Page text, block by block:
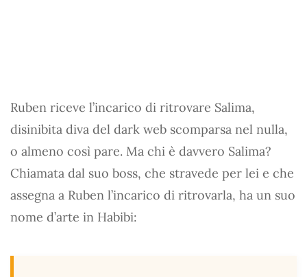
Ruben riceve l’incarico di ritrovare Salima,
disinibita diva del dark web scomparsa nel nulla,
o almeno così pare. Ma chi è davvero Salima?
Chiamata dal suo boss, che stravede per lei e che
assegna a Ruben l’incarico di ritrovarla, ha un suo
nome d’arte in Habibi: